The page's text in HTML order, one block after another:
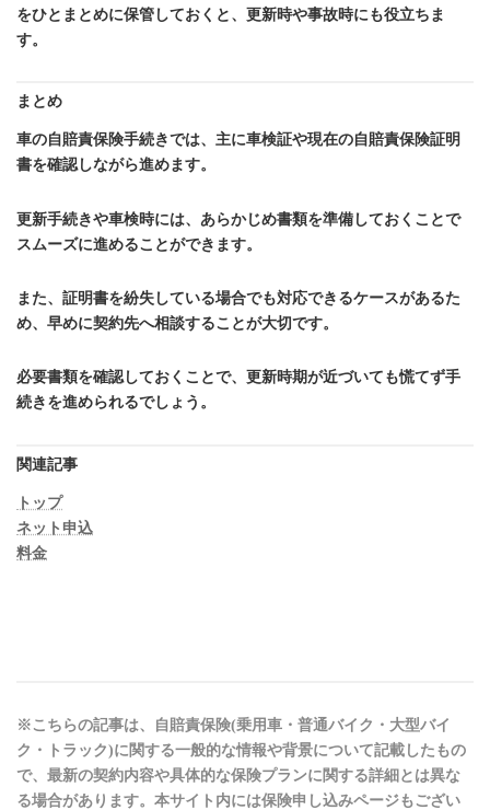
をひとまとめに保管しておくと、更新時や事故時にも役立ちま
す。
まとめ
車の自賠責保険手続きでは、主に車検証や現在の自賠責保険証明
書を確認しながら進めます。
更新手続きや車検時には、あらかじめ書類を準備しておくことで
スムーズに進めることができます。
また、証明書を紛失している場合でも対応できるケースがあるた
め、早めに契約先へ相談することが大切です。
必要書類を確認しておくことで、更新時期が近づいても慌てず手
続きを進められるでしょう。
関連記事
トップ
ネット申込
料金
※こちらの記事は、自賠責保険(乗用車・普通バイク・大型バイ
ク・トラック)に関する一般的な情報や背景について記載したもの
で、最新の契約内容や具体的な保険プランに関する詳細とは異な
る場合があります。本サイト内には保険申し込みページもござい